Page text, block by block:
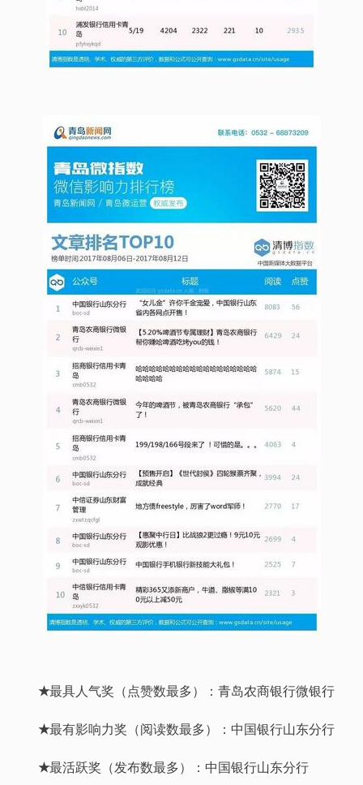
★最具人气奖（点赞数最多）：青岛农商银行微银行
★最有影响力奖（阅读数最多）：中国银行山东分行
★最活跃奖（发布数最多）：中国银行山东分行